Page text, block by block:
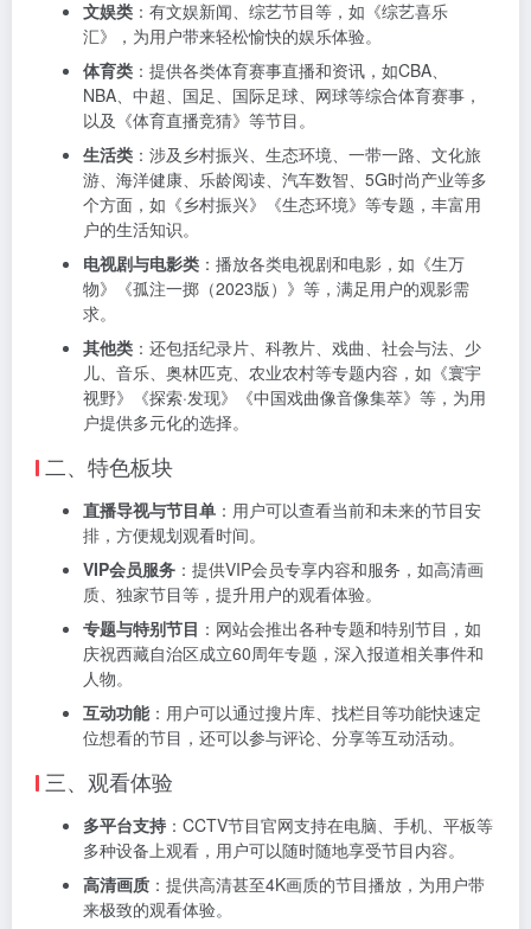
文娱类 ：有文娱新闻、综艺节目等，如《综艺喜乐
汇》，为用户带来轻松愉快的娱乐体验。
体育类 ：提供各类体育赛事直播和资讯，如CBA、
NBA、中超、国足、国际足球、网球等综合体育赛事，
以及《体育直播竞猜》等节目。
生活类 ：涉及乡村振兴、生态环境、一带一路、文化旅
游、海洋健康、乐龄阅读、汽车数智、5G时尚产业等多
个方面，如《乡村振兴》《生态环境》等专题，丰富用
户的生活知识。
电视剧与电影类 ：播放各类电视剧和电影，如《生万
物》《孤注一掷（2023版）》等，满足用户的观影需
求。
其他类 ：还包括纪录片、科教片、戏曲、社会与法、少
儿、音乐、奥林匹克、农业农村等专题内容，如《寰宇
视野》《探索·发现》《中国戏曲像音像集萃》等，为用
户提供多元化的选择。
二、特色板块
直播导视与节目单 ：用户可以查看当前和未来的节目安
排，方便规划观看时间。
VIP会员服务 ：提供VIP会员专享内容和服务，如高清画
质、独家节目等，提升用户的观看体验。
专题与特别节目 ：网站会推出各种专题和特别节目，如
庆祝西藏自治区成立60周年专题，深入报道相关事件和
人物。
互动功能：用户可以通过搜片库、找栏目等功能快速定
位想看的节目，还可以参与评论、分享等互动活动。
三、观看体验
多平台支持 ：CCTV节目官网支持在电脑、手机、平板等
多种设备上观看，用户可以随时随地享受节目内容。
高清画质 ：提供高清甚至4K画质的节目播放，为用户带
来极致的观看体验。